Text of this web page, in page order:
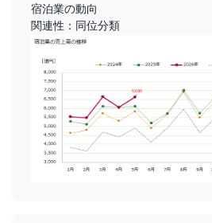
宿泊業の動向
関連性：同位分類